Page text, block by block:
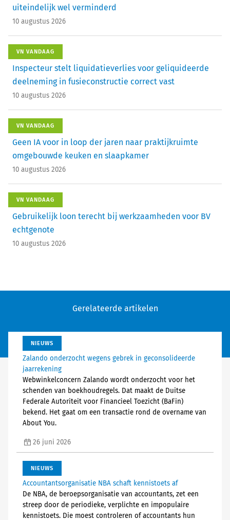
uiteindelijk wel verminderd
10 augustus 2026
VN VANDAAG
Inspecteur stelt liquidatieverlies voor geliquideerde
deelneming in fusieconstructie correct vast
10 augustus 2026
VN VANDAAG
Geen IA voor in loop der jaren naar praktijkruimte
omgebouwde keuken en slaapkamer
10 augustus 2026
VN VANDAAG
Gebruikelijk loon terecht bij werkzaamheden voor BV
echtgenote
10 augustus 2026
Gerelateerde artikelen
NIEUWS
Zalando onderzocht wegens gebrek in geconsolideerde
jaarrekening
Webwinkelconcern Zalando wordt onderzocht voor het
schenden van boekhoudregels. Dat maakt de Duitse
Federale Autoriteit voor Financieel Toezicht (BaFin)
bekend. Het gaat om een transactie rond de overname van
About You.
26 juni 2026
NIEUWS
Accountantsorganisatie NBA schaft kennistoets af
De NBA, de beroepsorganisatie van accountants, zet een
streep door de periodieke, verplichte en impopulaire
kennistoets. Die moest controleren of accountants hun